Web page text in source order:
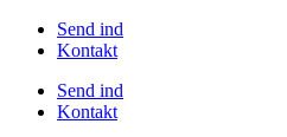
Send ind
Kontakt
Send ind
Kontakt